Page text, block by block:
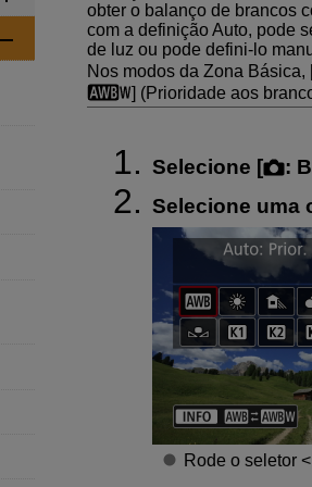
obter o balanço de brancos
com a definição Auto, pode
de luz ou pode defini-lo
Nos modos da Zona Básica,
] (Prioridade aos
Selecione [ :
Selecione uma
Rode o seletor